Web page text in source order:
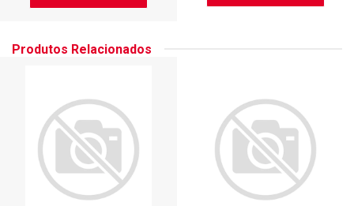
Produtos Relacionados